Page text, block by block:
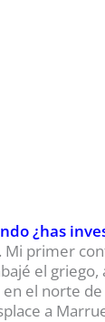
¿has
primer
el
el norte
a